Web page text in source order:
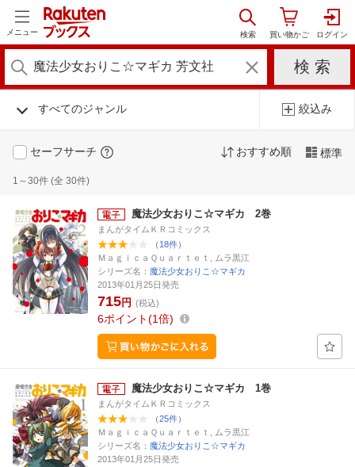
メニュー
すべてのジャンル 絞込み
セーフサーチ おすすめ順 標準
1～30件 (全 30件)
魔法少女おりこ☆マギカ 2巻
まんがタイムＫＲコミックス
（18件）
ＭａｇｉｃａＱｕａｒｔｅｔ, ムラ黒江
シリーズ名： 魔法少女おりこ☆マギカ
2013年01月25日発売
715円 (税込)
6ポイント 1倍
魔法少女おりこ☆マギカ 1巻
まんがタイムＫＲコミックス
（25件）
ＭａｇｉｃａＱｕａｒｔｅｔ, ムラ黒江
シリーズ名： 魔法少女おりこ☆マギカ
2013年01月25日発売